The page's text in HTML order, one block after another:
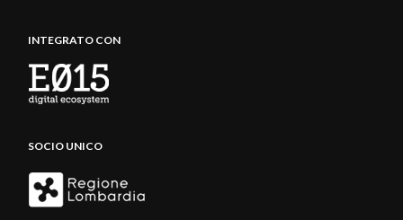
INTEGRATO CON
SOCIO UNICO